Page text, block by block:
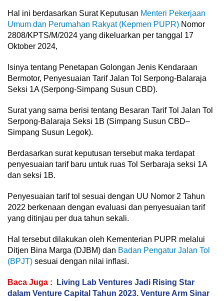
Hal ini berdasarkan Surat Keputusan Menteri Pekerjaan
Umum dan Perumahan Rakyat (Kepmen PUPR) Nomor
2808/KPTS/M/2024 yang dikeluarkan per tanggal 17
Oktober 2024,
Isinya tentang Penetapan Golongan Jenis Kendaraan
Bermotor, Penyesuaian Tarif Jalan Tol Serpong-Balaraja
Seksi 1A (Serpong-Simpang Susun CBD).
Surat yang sama berisi tentang Besaran Tarif Tol Jalan Tol
Serpong-Balaraja Seksi 1B (Simpang Susun CBD–
Simpang Susun Legok).
Berdasarkan surat keputusan tersebut maka terdapat
penyesuaian tarif baru untuk ruas Tol Serbaraja seksi 1A
dan seksi 1B.
Penyesuaian tarif tol sesuai dengan UU Nomor 2 Tahun
2022 berkenaan dengan evaluasi dan penyesuaian tarif
yang ditinjau per dua tahun sekali.
Hal tersebut dilakukan oleh Kementerian PUPR melalui
Ditjen Bina Marga (DJBM) dan Badan Pengatur Jalan Tol
(BPJT) sesuai dengan nilai inflasi.
Baca Juga :
Living Lab Ventures Jadi Rising Star
dalam Venture Capital Tahun 2023. Venture Arm Sinar